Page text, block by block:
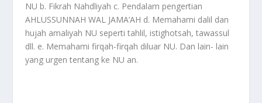
NU b. Fikrah Nahdliyah c. Pendalam pengertian
AHLUSSUNNAH WAL JAMA’AH d. Memahami dalil dan
hujah amaliyah NU seperti tahlil, istighotsah, tawassul
dll. e. Memahami firqah-firqah diluar NU. Dan lain- lain
yang urgen tentang ke NU an.